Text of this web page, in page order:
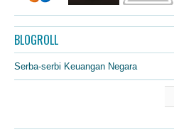
BLOGROLL
Serba-serbi Keuangan Negara